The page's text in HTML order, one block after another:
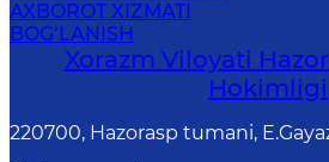
AXBOROT XIZMATI
BOG‘LANISH
Xorazm Viloyati
Hokimligi
220700, Hazorasp tumani,